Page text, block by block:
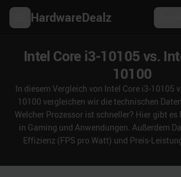
HardwareDealz
Intel Core i3-10105 vs.
10100
In diesem Vergleich von Intel Core i3-10105
10100 vergleichen wir die technischen
Welcher Prozessor ist schneller? Hier gibt es
in Gaming und Anwendungen. Außerdem
Effizienz (FPS pro Watt) und Preis-